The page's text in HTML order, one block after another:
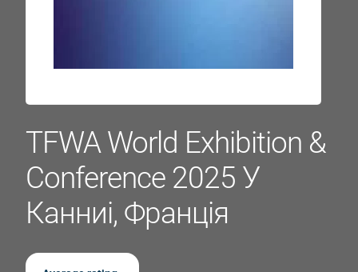
TFWA World Exhibition &
Conference 2025 У
Канниі, Франція